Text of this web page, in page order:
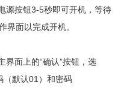
源按钮3-5秒即可开机，等待
界面以完成开机。
面上的“确认”按钮，选
（默认01）和密码